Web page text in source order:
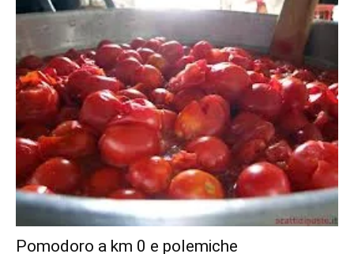
Pomodoro a km 0 e polemiche